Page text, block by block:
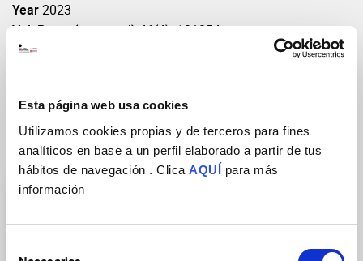
Esta página web usa cookies
Utilizamos cookies propias y de terceros para fines
analíticos en base a un perfil elaborado a partir de tus
hábitos de navegación . Clica AQUÍ para más
información
Year2023
Vol: Pages(start-end)46(4): 101854
DOIhttps://doi.org/10.1016/j.clae.2023.101854
Research Groups